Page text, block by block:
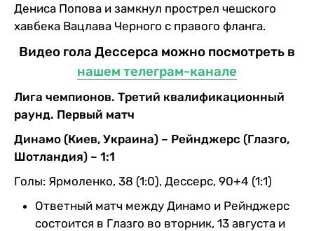
Дениса Попова и замкнул прострел чешского
хавбека Вацлава Черного с правого фланга.
Видео гола Дессерса можно посмотреть в
нашем телеграм-канале
Лига чемпионов. Третий квалификационный
раунд. Первый матч
Динамо (Киев, Украина) – Рейнджерс (Глазго,
Шотландия) – 1:1
Голы: Ярмоленко, 38 (1:0), Дессерс, 90+4 (1:1)
Ответный матч между Динамо и Рейнджерс
состоится в Глазго во вторник, 13 августа и